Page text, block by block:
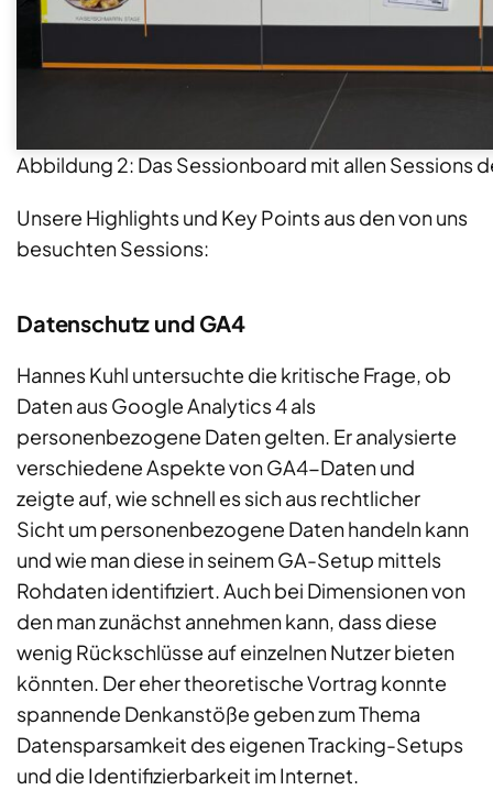
Abbildung 2: Das Sessionboard mit allen Sessions
Unsere Highlights und Key Points aus den von uns
besuchten Sessions:
Datenschutz und GA4
Hannes Kuhl untersuchte die kritische Frage, ob
Daten aus Google Analytics 4 als
personenbezogene Daten gelten. Er analysierte
verschiedene Aspekte von GA4-Daten und
zeigte auf, wie schnell es sich aus rechtlicher
Sicht um personenbezogene Daten handeln kann
und wie man diese in seinem GA-Setup mittels
Rohdaten identifiziert. Auch bei Dimensionen von
den man zunächst annehmen kann, dass diese
wenig Rückschlüsse auf einzelnen Nutzer bieten
könnten. Der eher theoretische Vortrag konnte
spannende Denkanstöße geben zum Thema
Datensparsamkeit des eigenen Tracking-Setups
und die Identifizierbarkeit im Internet.